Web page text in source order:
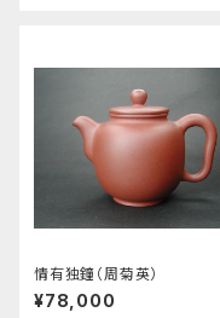
情有独鐘（周菊英）
¥78,000